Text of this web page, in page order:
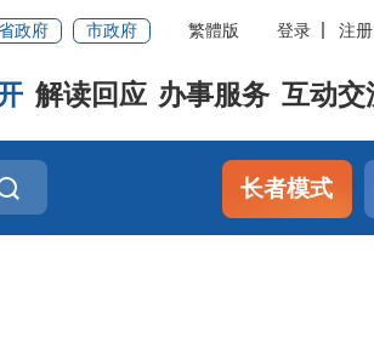
政府 市政府 繁體版 登录 注册
解读回应 办事服务 互动交
长者模式